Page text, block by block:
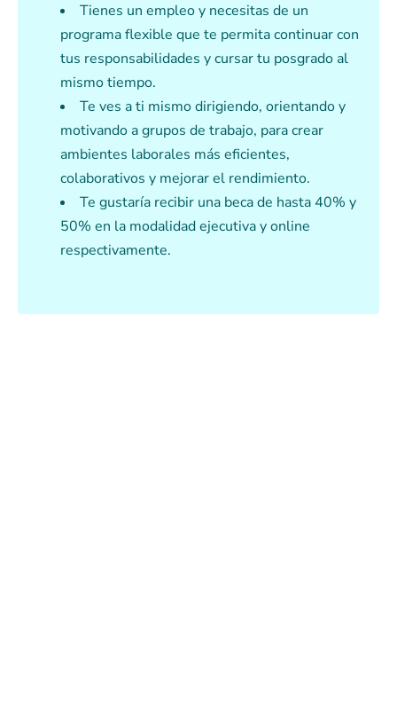
Tienes un empleo y necesitas de un
programa flexible que te permita continuar con
tus responsabilidades y cursar tu posgrado al
mismo tiempo.
Te ves a ti mismo dirigiendo, orientando y
motivando a grupos de trabajo, para crear
ambientes laborales más eficientes,
colaborativos y mejorar el rendimiento.
Te gustaría recibir una beca de hasta 40% y
50% en la modalidad ejecutiva y online
respectivamente.